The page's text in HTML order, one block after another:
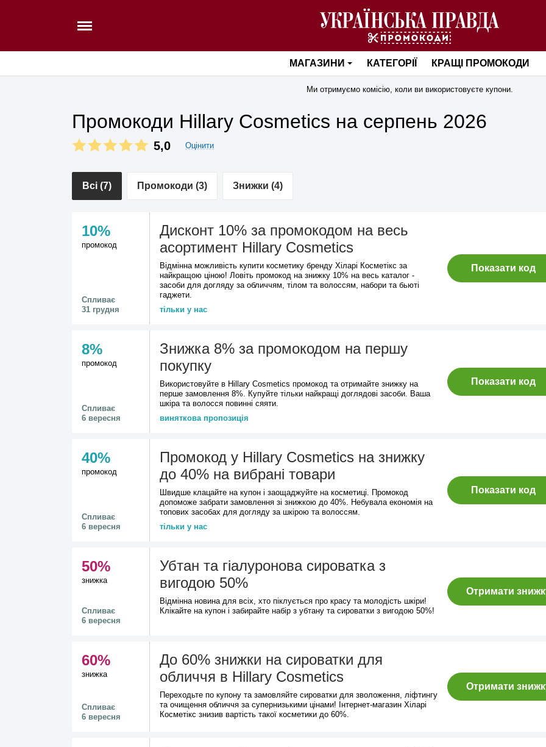
МАГАЗИНИ КАТЕГОРІЇ КРАЩІ ПРОМОКОДИ
Ми отримуємо комісію, коли ви використовуєте купони.
Промокоди Hillary Cosmetics на серпень 2026
5,0 Оцінити
Всі (7) Промокоди (3) Знижки (4)
10%
промокод
Спливає
31 грудня
Дисконт 10% за промокодом на весь
асортимент Hillary Cosmetics
Відмінна можливість купити косметику бренду Хіларі Косметікс за
найкращою ціною! Ловіть промокод на знижку 10% на весь каталог -
засоби для догляду за обличчям, тілом та волоссям, набори та бьюті
гаджети.
тільки у нас
Показати код
8%
промокод
Спливає
6 вересня
Знижка 8% за промокодом на першу
покупку
Використовуйте в Hillary Cosmetics промокод та отримайте знижку на
перше замовлення 8%. Купуйте тільки найкращі доглядові засоби. Ваша
шкіра та волосся повинні сяяти.
виняткова пропозиція
Показати код
40%
промокод
Спливає
6 вересня
Промокод у Hillary Cosmetics на знижку
до 40% на вибрані товари
Швидше клацайте на купон і заощаджуйте на косметиці. Промокод
допоможе забрати замовлення зі знижкою до 40%. Небувала економія на
топових засобах для догляду за шкірою та волоссям.
тільки у нас
Показати код
50%
знижка
Спливає
6 вересня
Убтан та гіалуронова сироватка з
вигодою 50%
Відмінна новина для всіх, хто піклується про красу та молодість шкіри!
Клікайте на купон і забирайте набір з убтану та сироватки з вигодою 50%!
Отримати
60%
знижка
Спливає
6 вересня
До 60% знижки на сироватки для
обличчя в Hillary Cosmetics
Переходьте по купону та замовляйте сироватки для зволоження, ліфтингу
та очищення обличчя за супернизькими цінами! Інтернет-магазин Хіларі
Косметікс знизив вартість такої косметики до 60%.
Отримати